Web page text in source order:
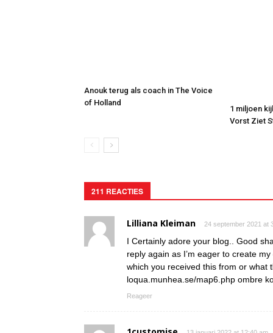
Anouk terug als coach in The Voice
of Holland
1 miljoen
Vorst Ziet
211 REACTIES
Lilliana Kleiman 24 september 2021 at
I Certainly adore your blog.. Good
reply again as I’m eager to create
which you received this from or what
loqua.munhea.se/map6.php ombre
Reageer